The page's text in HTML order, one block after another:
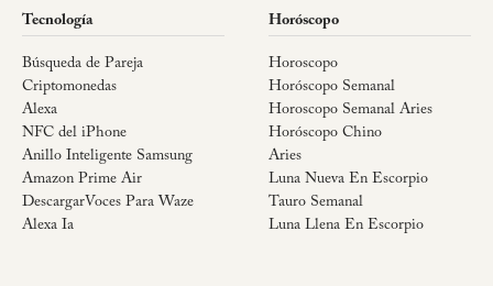
Tecnología
Búsqueda de Pareja
Criptomonedas
Alexa
NFC del iPhone
Anillo Inteligente Samsung
Amazon Prime Air
DescargarVoces Para Waze
Alexa Ia
Horóscopo
Horoscopo
Horóscopo Semanal
Horoscopo Semanal Aries
Horóscopo Chino
Aries
Luna Nueva En Escorpio
Tauro Semanal
Luna Llena En Escorpio